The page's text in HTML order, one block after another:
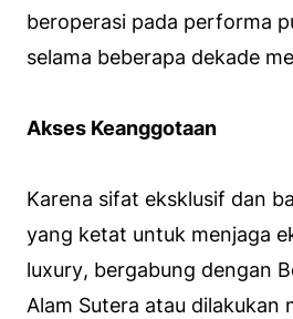
beroperasi pada performa
selama beberapa dekade
Akses Keanggotaan
Karena sifat eksklusif dan
yang ketat untuk menjaga
luxury, bergabung dengan
Alam Sutera atau dilakukan